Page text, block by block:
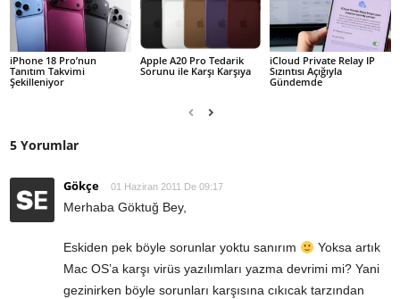
iPhone 18 Pro’nun
Tanıtım Takvimi
Şekilleniyor
Apple A20 Pro Tedarik
Sorunu ile Karşı Karşıya
iCloud Private Relay IP
Sızıntısı Açığıyla
Gündemde
5 Yorumlar
Gökçe 01 Haziran 2011 De 09:17
Merhaba Göktuğ Bey,
Eskiden pek böyle sorunlar yoktu sanırım
Yoksa artık
Mac OS’a karşı virüs yazılımları yazma devrimi mi? Yani
gezinirken böyle sorunları karşısına cıkıcak tarzından